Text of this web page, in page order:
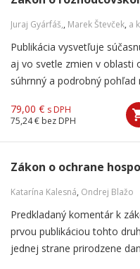
Juraj Gyárfáš,, Marek Števček, a
Publikácia vysvetľuje
aj vo svetle zmien v oblasti
súhrnný a podrobný pohľad
79,00 € s DPH
75,24 € bez DPH
Zákon o ochrane
Katarína Kalesná, Ondrej Blažo
Predkladaný komentár k
prvou publikáciou tohto
jednej strane prirodzene